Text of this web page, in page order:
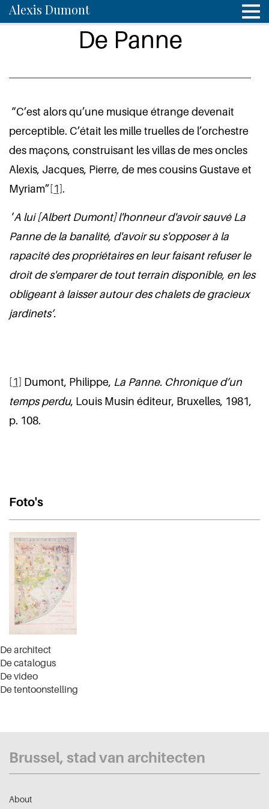
Alexis Dumont
De Panne
“C’est alors qu’une musique étrange devenait
perceptible. C’était les mille truelles de l’orchestre
des maçons, construisant les villas de mes oncles
Alexis, Jacques, Pierre, de mes cousins Gustave et
Myriam”[1].
‘A lui [Albert Dumont] l'honneur d'avoir sauvé La
Panne de la banalité, d'avoir su s'opposer à la
rapacité des propriétaires en leur faisant refuser le
droit de s'emparer de tout terrain disponible, en les
obligeant à laisser autour des chalets de gracieux
jardinets’.
[1] Dumont, Philippe, La Panne. Chronique d’un
temps perdu, Louis Musin éditeur, Bruxelles, 1981,
p. 108.
Foto's
De architect
De catalogus
De video
De tentoonstelling
Brussel, stad van architecten
About